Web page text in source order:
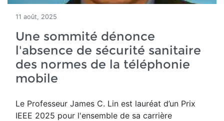
11 août, 2025
Une sommité dénonce
l'absence de sécurité sanitaire
des normes de la téléphonie
mobile
Le Professeur James C. Lin est lauréat d’un Prix
IEEE 2025 pour l'ensemble de sa carrière